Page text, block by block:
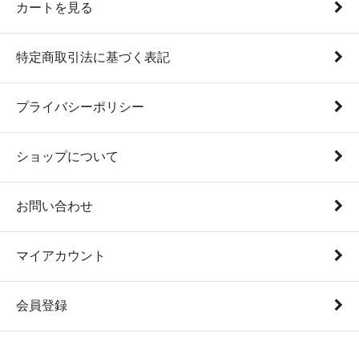
カートを見る
特定商取引法に基づく表記
プライバシーポリシー
ショップについて
お問い合わせ
マイアカウント
会員登録